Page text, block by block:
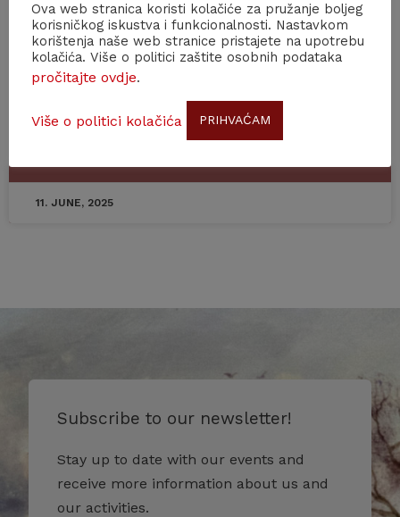
akademskog okruženja Centra. Organizatori
ovogodišnje Ljetne škole o moždanom udaru bili
su Razred za medicinske znanosti Hrvatske
akademije znanosti i umjetnosti, Hrvatsko društvo
organizacija za moždani udar (WSO) i Međunarodni
institut za zdravlje mozga.
11. JUNE, 2025
Subscribe to our newsletter!
Stay up to date with our events and
receive more information about us and
our activities.
Ova web stranica koristi kolačiće za pružanje boljeg
korisničkog iskustva i funkcionalnosti. Nastavkom
korištenja naše web stranice pristajete na upotrebu
kolačića. Više o politici zaštite osobnih podataka
pročitajte ovdje.
Više o politici kolačića PRIHVAĆAM